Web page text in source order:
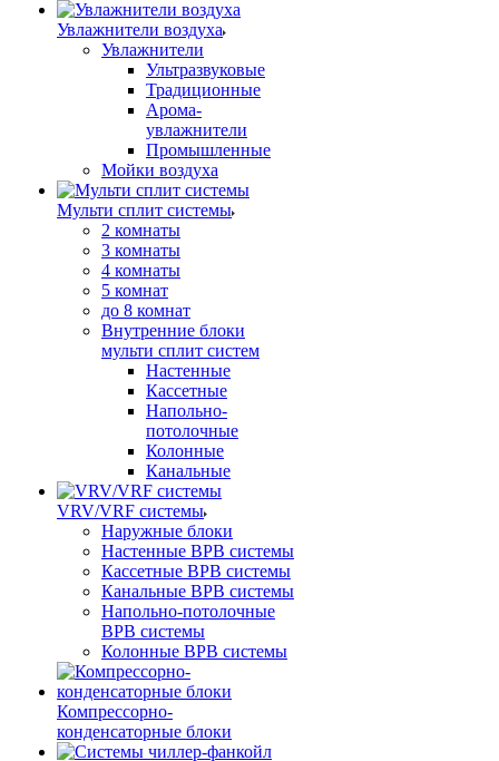
Увлажнители воздуха
Увлажнители
Ультразвуковые
Традиционные
Арома-
увлажнители
Промышленные
Мойки воздуха
Мульти сплит системы
2 комнаты
3 комнаты
4 комнаты
5 комнат
до 8 комнат
Внутренние блоки
мульти сплит систем
Настенные
Кассетные
Напольно-
потолочные
Колонные
Канальные
VRV/VRF системы
Наружные блоки
Настенные ВРВ системы
Кассетные ВРВ системы
Канальные ВРВ системы
Напольно-потолочные
ВРВ системы
Колонные ВРВ системы
Компрессорно-
конденсаторные блоки